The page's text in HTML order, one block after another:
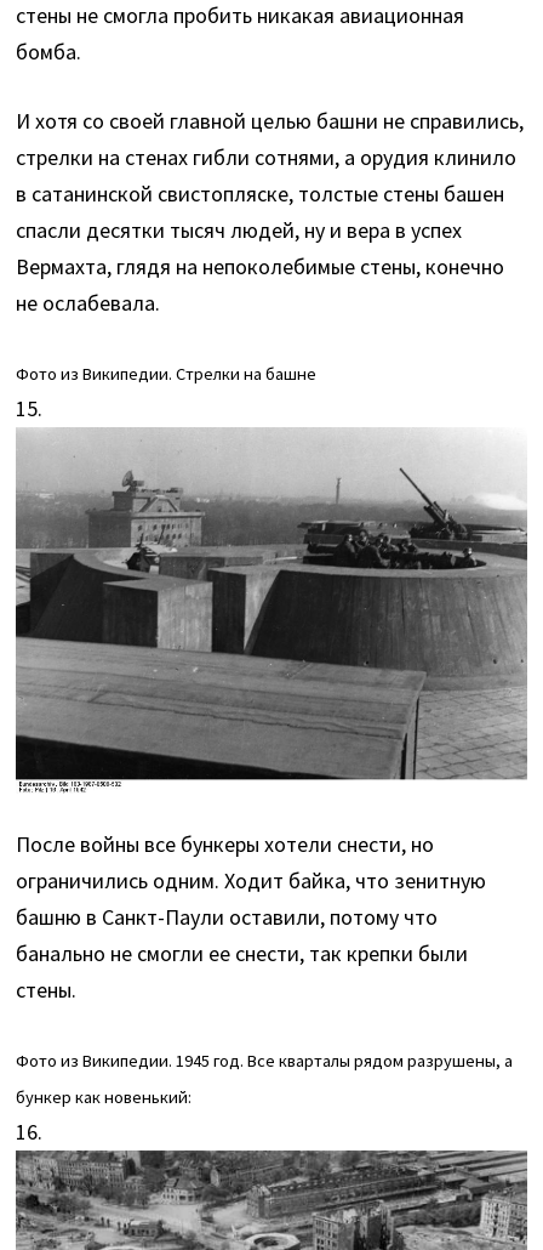
стены не смогла пробить никакая авиационная
бомба.
И хотя со своей главной целью башни не справились,
стрелки на стенах гибли сотнями, а орудия клинило
в сатанинской свистопляске, толстые стены башен
спасли десятки тысяч людей, ну и вера в успех
Вермахта, глядя на непоколебимые стены, конечно
не ослабевала.
Фото из Википедии. Стрелки на башне
15.
После войны все бункеры хотели снести, но
ограничились одним. Ходит байка, что зенитную
башню в Санкт-Паули оставили, потому что
банально не смогли ее снести, так крепки были
стены.
Фото из Википедии. 1945 год. Все кварталы рядом разрушены, а
бункер как новенький:
16.